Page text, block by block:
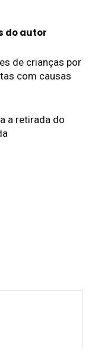
do autor
de crianças por
com causas
a retirada do